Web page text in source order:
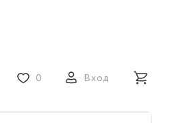
0 Вход